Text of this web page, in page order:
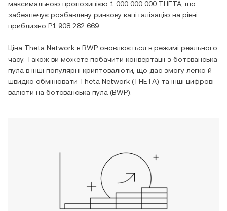
максимальною пропозицією 1 000 000 000 THETA , що
забезпечує розбавлену ринкову капіталізацію на рівні
приблизно P1 908 282 669
Ціна Theta Network в BWP оновлюється в режимі реального
часу. Також ви можете побачити конвертації з ботсванська
пула в інші популярні криптовалюти, що дає змогу легко й
швидко обмінювати Theta Network (THETA) та інші цифрові
валюти на ботсванська пула (BWP).